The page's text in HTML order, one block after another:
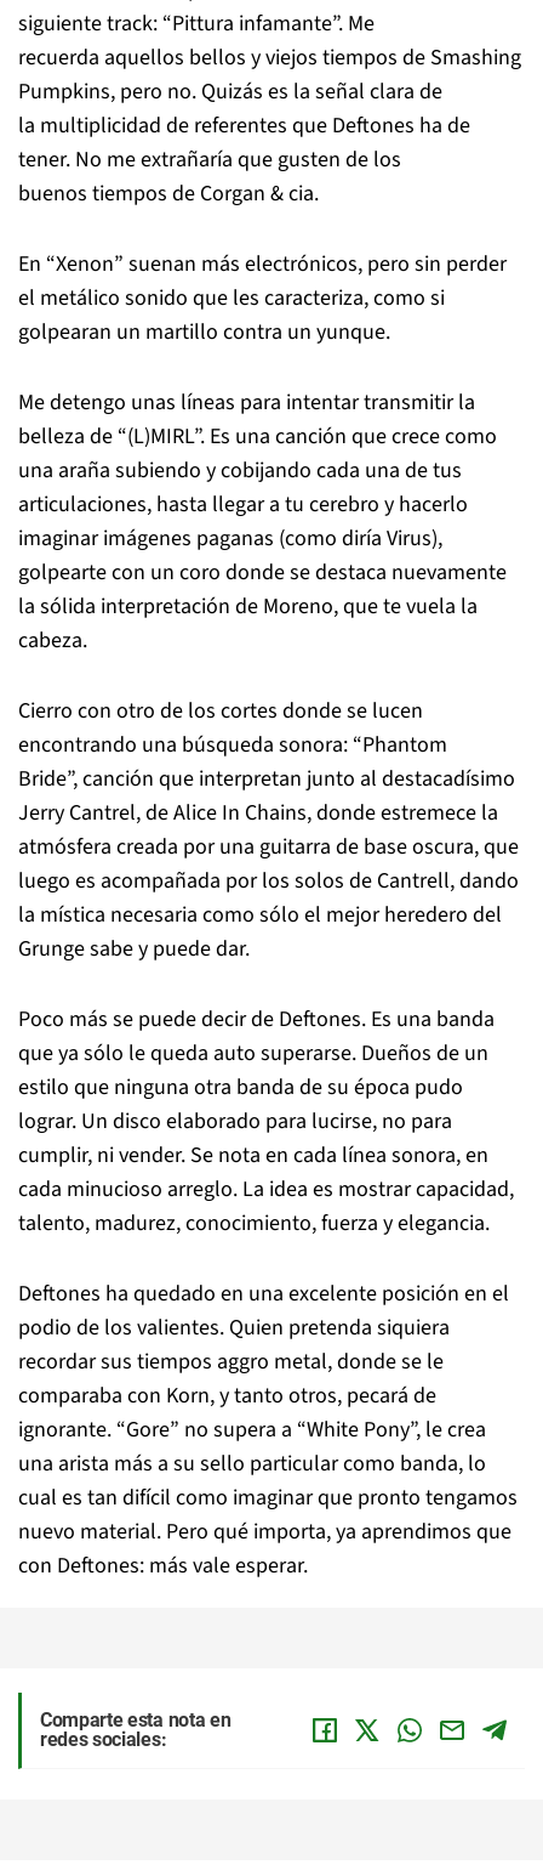
siguiente track: “Pittura infamante”. Me
recuerda aquellos bellos y viejos tiempos de Smashing
Pumpkins, pero no. Quizás es la señal clara de
la multiplicidad de referentes que Deftones ha de
tener. No me extrañaría que gusten de los
buenos tiempos de Corgan & cia.
En “Xenon” suenan más electrónicos, pero sin perder
el metálico sonido que les caracteriza, como si
golpearan un martillo contra un yunque.
Me detengo unas líneas para intentar transmitir la
belleza de “(L)MIRL”. Es una canción que crece como
una araña subiendo y cobijando cada una de tus
articulaciones, hasta llegar a tu cerebro y hacerlo
imaginar imágenes paganas (como diría Virus),
golpearte con un coro donde se destaca nuevamente
la sólida interpretación de Moreno, que te vuela la
cabeza.
Cierro con otro de los cortes donde se lucen
encontrando una búsqueda sonora: “Phantom
Bride”, canción que interpretan junto al destacadísimo
Jerry Cantrel, de Alice In Chains, donde estremece la
atmósfera creada por una guitarra de base oscura, que
luego es acompañada por los solos de Cantrell, dando
la mística necesaria como sólo el mejor heredero del
Grunge sabe y puede dar.
Poco más se puede decir de Deftones. Es una banda
que ya sólo le queda auto superarse. Dueños de un
estilo que ninguna otra banda de su época pudo
lograr. Un disco elaborado para lucirse, no para
cumplir, ni vender. Se nota en cada línea sonora, en
cada minucioso arreglo. La idea es mostrar capacidad,
talento, madurez, conocimiento, fuerza y elegancia.
Deftones ha quedado en una excelente posición en el
podio de los valientes. Quien pretenda siquiera
recordar sus tiempos aggro metal, donde se le
comparaba con Korn, y tanto otros, pecará de
ignorante. “Gore” no supera a “White Pony”, le crea
una arista más a su sello particular como banda, lo
cual es tan difícil como imaginar que pronto tengamos
nuevo material. Pero qué importa, ya aprendimos que
con Deftones: más vale esperar.
Comparte esta nota en
redes sociales: